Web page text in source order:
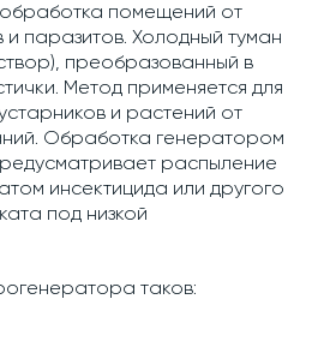
помещений от
и паразитов. Холодный туман
преобразованный в
Метод применяется для
и растений от
Обработка генератором
распыление
инсектицида или другого
под низкой
таков: